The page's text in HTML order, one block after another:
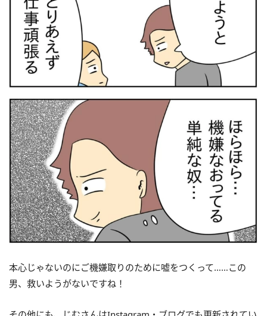
本心じゃないのにご機嫌取りのために嘘をつくって……この
男、救いようがないですね！